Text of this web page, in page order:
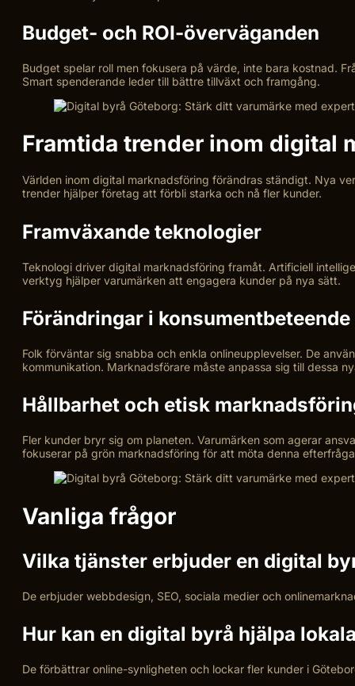
Budget- och ROI-överväganden
Budget spelar roll men fokusera på värde, inte bara kostnad.
Smart spenderande leder till bättre tillväxt och framgång.
Framtida trender inom digital
Världen inom digital marknadsföring förändras ständigt. Nya
trender hjälper företag att förbli starka och nå fler kunder.
Framväxande teknologier
Teknologi driver digital marknadsföring framåt. Artificiell
verktyg hjälper varumärken att engagera kunder på nya sätt.
Förändringar i konsumentbeteende
Folk förväntar sig snabba och enkla onlineupplevelser. De
kommunikation. Marknadsförare måste anpassa sig till dessa
Hållbarhet och etisk
Fler kunder bryr sig om planeten. Varumärken som agerar
fokuserar på grön marknadsföring för att möta denna
Vanliga frågor
Vilka tjänster erbjuder en digital
De erbjuder webbdesign, SEO, sociala medier och
Hur kan en digital byrå hjälpa
De förbättrar online-synligheten och lockar fler kunder i